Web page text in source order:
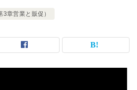
章営業と販促）